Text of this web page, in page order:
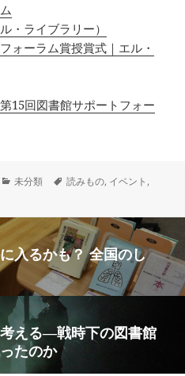
・ライブラリー）
ォーラム賞授賞式｜エル・
15回図書館サポートフォー
カ
リ
未分類
タ
読みもの, イベント ,
入るかも？ 全国のし
える―戦時下の図書館
たのか